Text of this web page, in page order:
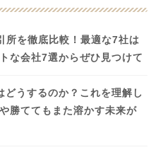
所を徹底比較！最適な7社は
な会社7選からぜひ見つけて
どうするのか？これを理解し
勝ててもまた溶かす未来が